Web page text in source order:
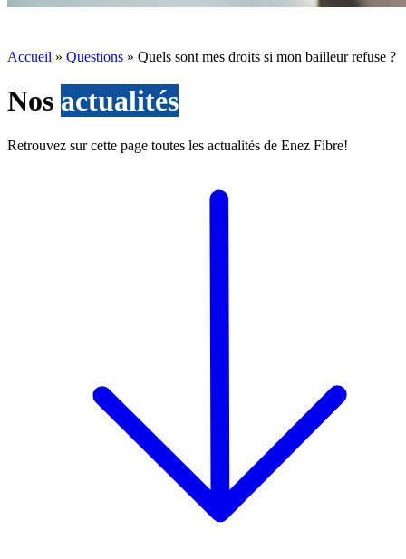
Accueil » Questions » Quels sont mes droits si mon bailleur refuse ?
Nos actualités
Retrouvez sur cette page toutes les actualités de Enez Fibre!